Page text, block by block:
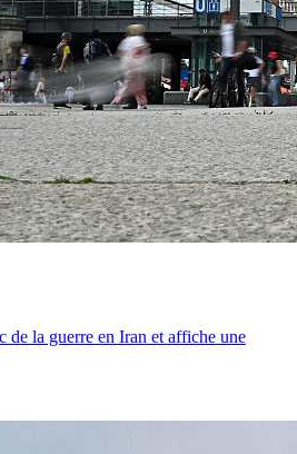
de la guerre en Iran et affiche une